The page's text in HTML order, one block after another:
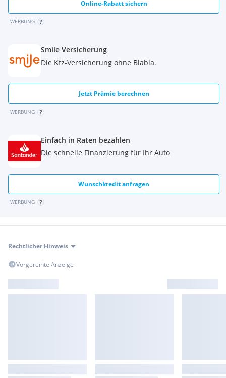
Online-Rabatt sichern
WERBUNG
Smile Versicherung
Die Kfz-Versicherung ohne Blabla.
Jetzt Prämie berechnen
WERBUNG
Einfach in Raten bezahlen
Die schnelle Finanzierung für Ihr Auto
Wunschkredit anfragen
WERBUNG
Rechtlicher Hinweis
Vorgereihte Anzeige